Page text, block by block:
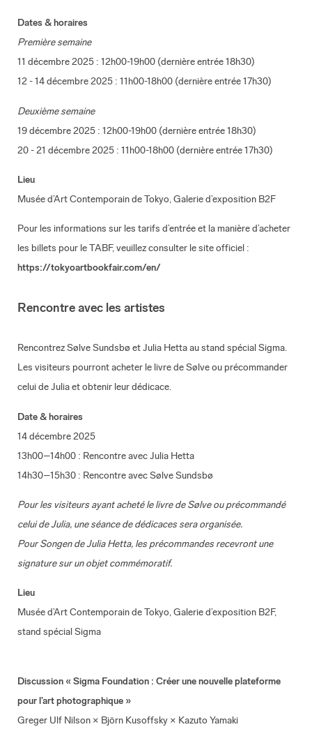
Dates & horaires
Première semaine
11 décembre 2025 : 12h00-19h00 (dernière entrée 18h30)
12 - 14 décembre 2025 : 11h00-18h00 (dernière entrée 17h30)
Deuxième semaine
19 décembre 2025 : 12h00-19h00 (dernière entrée 18h30)
20 - 21 décembre 2025 : 11h00-18h00 (dernière entrée 17h30)
Lieu
Musée d’Art Contemporain de Tokyo, Galerie d’exposition B2F
Pour les informations sur les tarifs d’entrée et la manière d’acheter
les billets pour le TABF, veuillez consulter le site officiel :
https://tokyoartbookfair.com/en/
Rencontre avec les artistes
Rencontrez Sølve Sundsbø et Julia Hetta au stand spécial Sigma.
Les visiteurs pourront acheter le livre de Sølve ou précommander
celui de Julia et obtenir leur dédicace.
Date & horaires
14 décembre 2025
13h00–14h00 : Rencontre avec Julia Hetta
14h30–15h30 : Rencontre avec Sølve Sundsbø
Pour les visiteurs ayant acheté le livre de Sølve ou précommandé
celui de Julia, une séance de dédicaces sera organisée.
PourSongende Julia Hetta, les précommandes recevront une
signature sur un objet commémoratif.
Lieu
Musée d’Art Contemporain de Tokyo, Galerie d’exposition B2F,
stand spécial Sigma
Discussion « Sigma Foundation : Créer une nouvelle plateforme
pour l’art photographique »
Greger Ulf Nilson × Björn Kusoffsky × Kazuto Yamaki